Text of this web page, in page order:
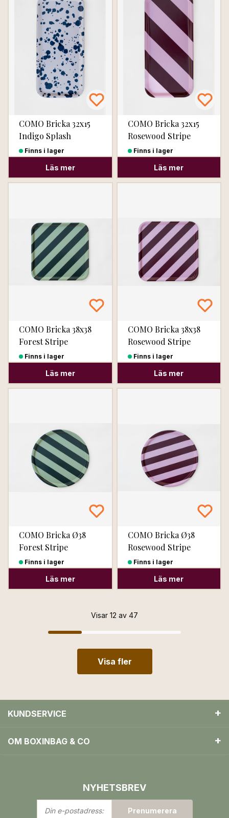
COMO Bricka 32x15
Indigo Splash
Finns i lager
Läs mer
COMO Bricka 32x15
Rosewood Stripe
Finns i lager
Läs mer
COMO Bricka 38x38
Forest Stripe
Finns i lager
Läs mer
COMO Bricka 38x38
Rosewood Stripe
Finns i lager
Läs mer
COMO Bricka Ø38
Forest Stripe
Finns i lager
Läs mer
COMO Bricka Ø38
Rosewood Stripe
Finns i lager
Läs mer
Visar 12 av 47
Visa fler
KUNDSERVICE
OM BOXINBAG & CO
NYHETSBREV
Din
Prenumerera